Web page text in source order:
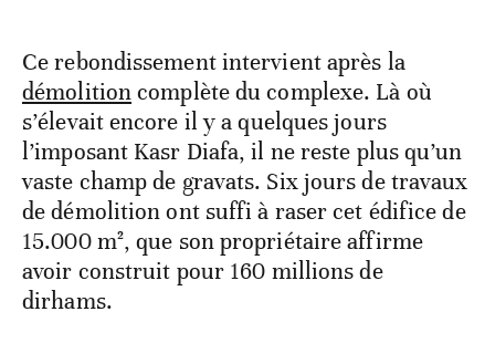
Ce rebondissement intervient après la
démolitioncomplète du complexe. Là où
s’élevait encore il y a quelques jours
l’imposant Kasr Diafa, il ne reste plus qu’un
vaste champ de gravats. Six jours de travaux
de démolition ont suffi à raser cet édifice de
15.000 m², que son propriétaire affirme
avoir construit pour 160 millions de
dirhams.